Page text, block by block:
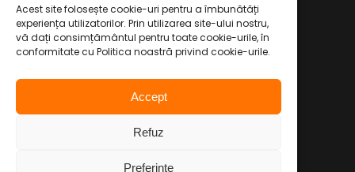
Acest site folosește cookie-uri pentru a îmbunătăți
experiența utilizatorilor. Prin utilizarea site-ului nostru,
vă dați consimțământul pentru toate cookie-urile, în
conformitate cu Politica noastră privind cookie-urile.
Accept
Refuz
Preferinte
Youtube/WhatsApp/LinkedIn
Politica de Confidențialitate
Condiții Service Auto